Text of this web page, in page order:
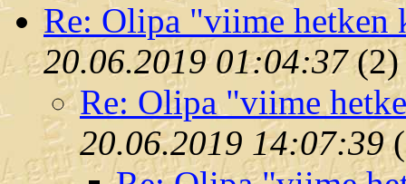
Re: Olipa "viime hetken
20.06.2019 01:04:37(2)
Re: Olipa "viime
20.06.2019 14:07:39(